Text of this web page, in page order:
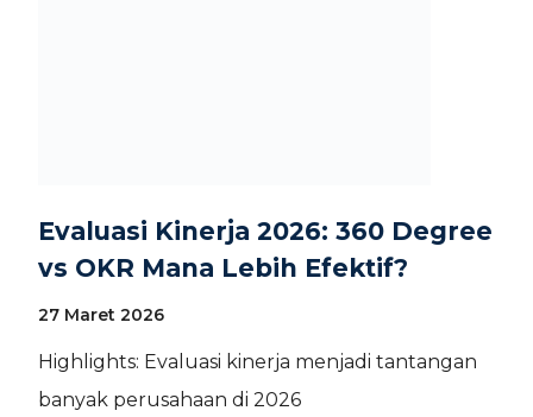
Evaluasi Kinerja 2026: 360 Degree
vs OKR Mana Lebih Efektif?
27 Maret 2026
Highlights: Evaluasi kinerja menjadi tantangan
banyak perusahaan di 2026